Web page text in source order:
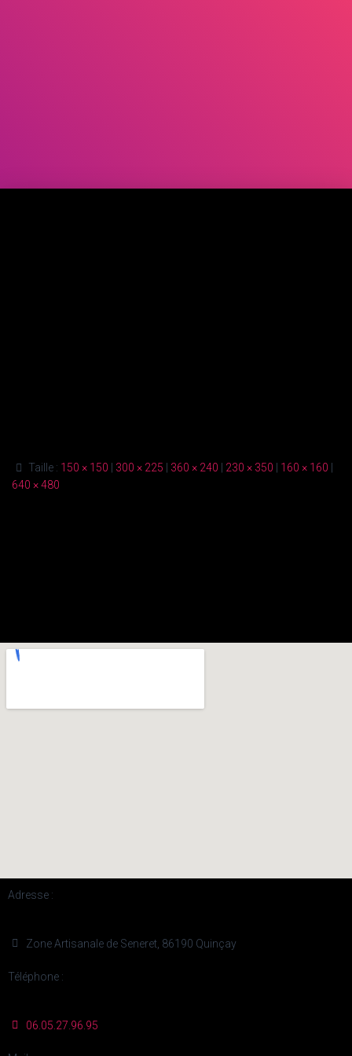
Taille : 150 × 150 | 300 × 225 | 360 × 240 | 230 × 350 | 160 × 160 |
640 × 480
Adresse :
Zone Artisanale de Seneret, 86190 Quinçay
Téléphone :
06.05.27.96.95